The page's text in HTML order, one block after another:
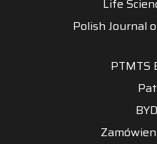
Life
Polish Journal
PTMTS